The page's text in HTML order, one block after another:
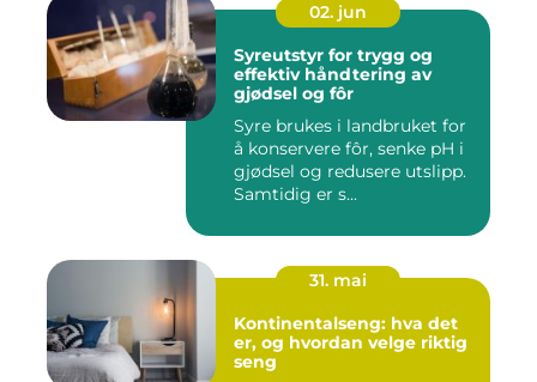
02. jun
Syreutstyr for trygg og
effektiv håndtering av
gjødsel og fôr
Syre brukes i landbruket for
å konservere fôr, senke pH i
gjødsel og redusere utslipp.
Samtidig er s...
31. mai
Kontinentalseng: hva det
er, og hvordan velge riktig
seng